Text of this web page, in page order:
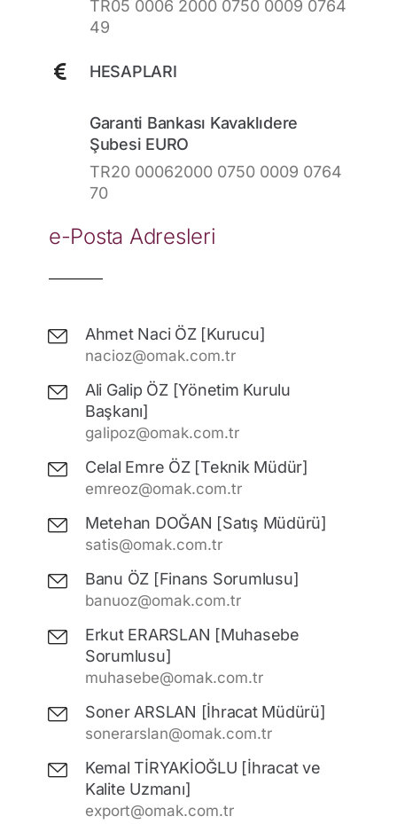
e-Posta Adresleri
Ahmet Naci ÖZ [Kurucu]
nacioz@omak.com.tr
Ali Galip ÖZ [Yönetim Kurulu
Başkanı]
galipoz@omak.com.tr
Celal Emre ÖZ [Teknik Müdür]
emreoz@omak.com.tr
Metehan DOĞAN [Satış Müdürü]
satis@omak.com.tr
Banu ÖZ [Finans Sorumlusu]
banuoz@omak.com.tr
Erkut ERARSLAN [Muhasebe
Sorumlusu]
muhasebe@omak.com.tr
Soner ARSLAN [İhracat Müdürü]
sonerarslan@omak.com.tr
Kemal TİRYAKİOĞLU [İhracat ve
Kalite Uzmanı]
export@omak.com.tr
TR05 0006 2000 0750 0009 0764
49
HESAPLARI
Garanti Bankası Kavaklıdere
Şubesi EURO
TR20 00062000 0750 0009 0764
70